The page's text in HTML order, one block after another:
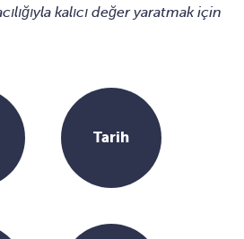
kalıcı değer yaratmak için
Tarih